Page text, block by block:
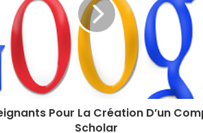
Pour La Création D’un
Scholar